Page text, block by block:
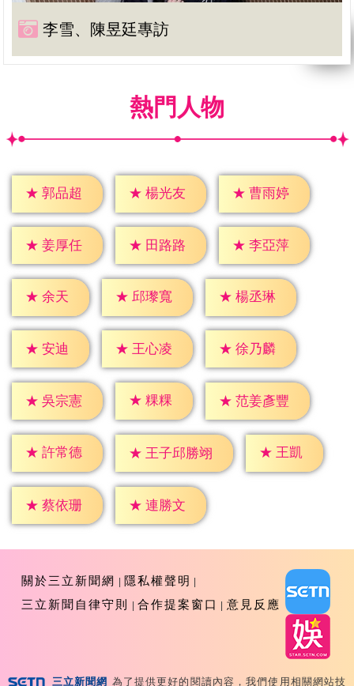
李雪、陳昱廷專訪
熱門人物
★ 郭品超 ★ 楊光友 ★ 曹雨婷
★ 姜厚任 ★ 田路路 ★ 李亞萍
★ 余天 ★ 邱瓈寬 ★ 楊丞琳
★ 安迪 ★ 王心凌 ★ 徐乃麟
★ 吳宗憲 ★ 粿粿 ★ 范姜彥豐
★ 許常德 ★ 王子邱勝翊 ★ 王凱
★ 蔡依珊 ★ 連勝文
關於三立新聞網
隱私權聲明
三立新聞自律守則
合作提案窗口 意見反應
三立新聞網 為了提供更好的閱讀內容，我們使用相關網站技